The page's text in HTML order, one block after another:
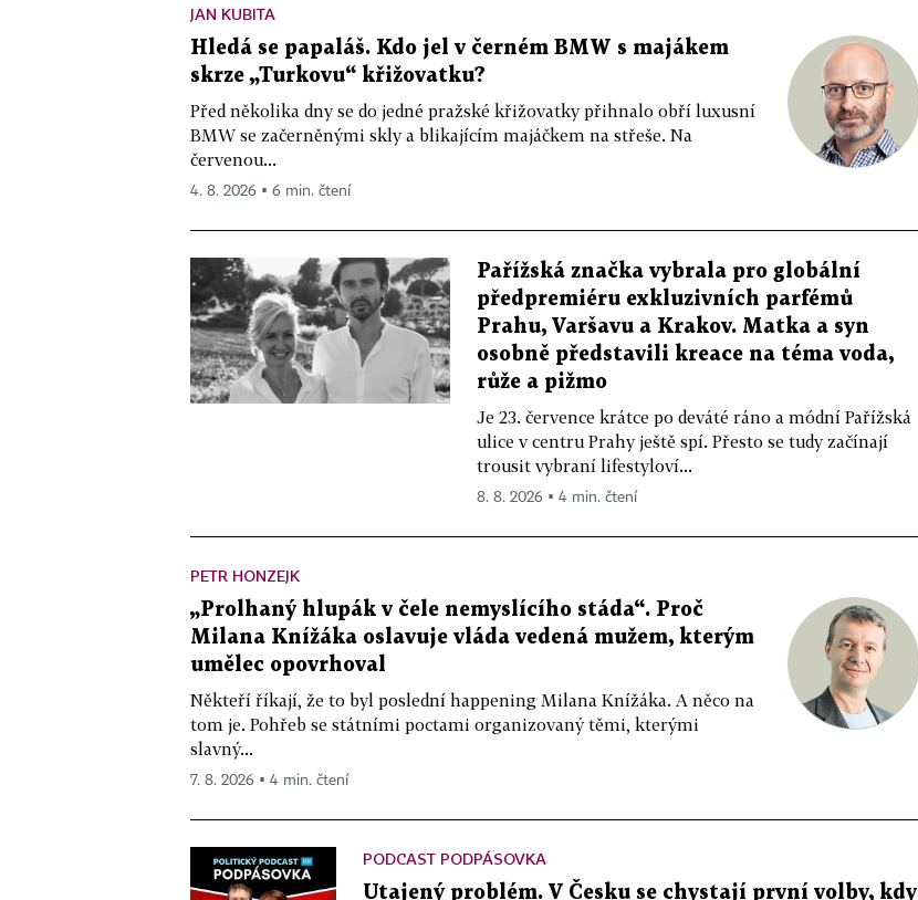
JAN KUBITA
Hledá se papaláš. Kdo jel v černém BMW s majákem
skrze „Turkovu“ křižovatku?
Před několika dny se do jedné pražské křižovatky přihnalo obří luxusní
BMW se začerněnými skly a blikajícím majáčkem na střeše. Na
červenou...
4. 8. 2026 ▪ 6 min. čtení
Pařížská značka vybrala pro globální
předpremiéru exkluzivních parfémů
Prahu, Varšavu a Krakov. Matka a syn
osobně představili kreace na téma voda,
růže a pižmo
Je 23. července krátce po deváté ráno a módní Pařížská
ulice v centru Prahy ještě spí. Přesto se tudy začínají
trousit vybraní lifestyloví...
8. 8. 2026 ▪ 4 min. čtení
PETR HONZEJK
„Prolhaný hlupák v čele nemyslícího stáda“. Proč
Milana Knížáka oslavuje vláda vedená mužem, kterým
umělec opovrhoval
Někteří říkají, že to byl poslední happening Milana Knížáka. A něco na
tom je. Pohřeb se státními poctami organizovaný těmi, kterými
slavný...
7. 8. 2026 ▪ 4 min. čtení
PODCAST PODPÁSOVKA
Utajený problém. V Česku se chystají první volby, kdy